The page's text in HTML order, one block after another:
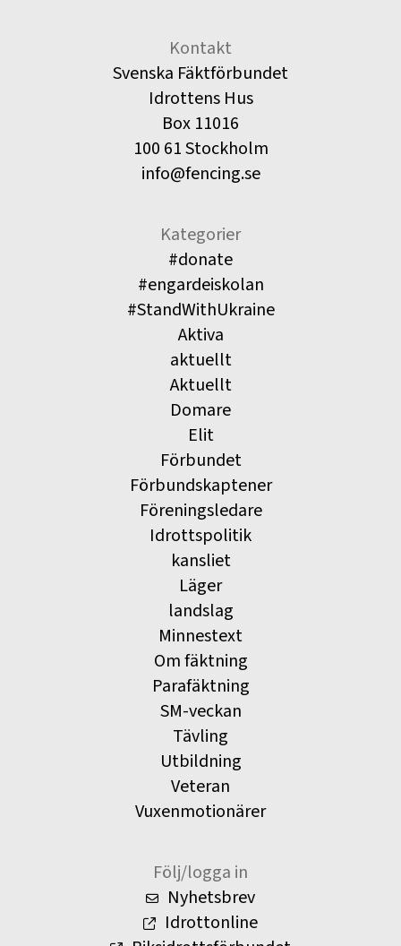
Kontakt
Svenska Fäktförbundet
Idrottens Hus
Box 11016
100 61 Stockholm
info@fencing.se
Kategorier
#donate
#engardeiskolan
#StandWithUkraine
Aktiva
aktuellt
Aktuellt
Domare
Elit
Förbundet
Förbundskaptener
Föreningsledare
Idrottspolitik
kansliet
Läger
landslag
Minnestext
Om fäktning
Parafäktning
SM-veckan
Tävling
Utbildning
Veteran
Vuxenmotionärer
Följ/logga in
Nyhetsbrev
Idrottonline